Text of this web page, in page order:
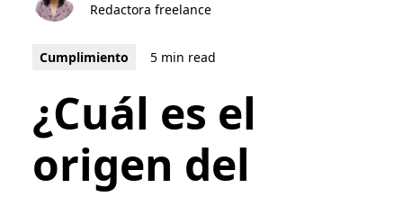
Redactora freelance
Cumplimiento 5 min read
¿Cuál es el
origen del